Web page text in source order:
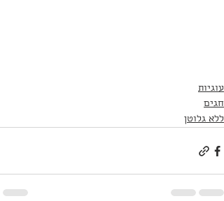
עוגיות
חגים
ללא גלוטן